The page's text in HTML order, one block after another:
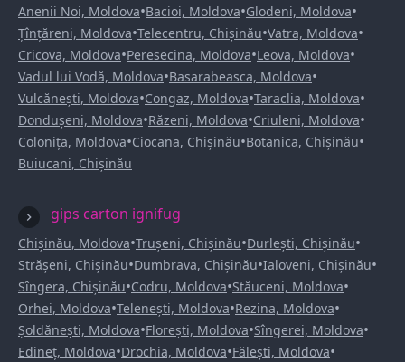
Anenii Noi, Moldova•Bacioi, Moldova•Glodeni, Moldova•
Țînțăreni, Moldova•Telecentru, Chișinău•Vatra, Moldova•
Cricova, Moldova•Peresecina, Moldova•Leova, Moldova•
Vadul lui Vodă, Moldova•Basarabeasca, Moldova•
Vulcănești, Moldova•Congaz, Moldova•Taraclia, Moldova•
Dondușeni, Moldova•Răzeni, Moldova•Criuleni, Moldova•
Colonița, Moldova•Ciocana, Chișinău•Botanica, Chișinău•
Buiucani, Chișinău
gips carton ignifug
Chișinău, Moldova•Trușeni, Chișinău•Durlești, Chișinău•
Strășeni, Chișinău•Dumbrava, Chișinău•Ialoveni, Chișinău•
Sîngera, Chișinău•Codru, Moldova•Stăuceni, Moldova•
Orhei, Moldova•Telenești, Moldova•Rezina, Moldova•
Șoldănești, Moldova•Florești, Moldova•Sîngerei, Moldova•
Edineț, Moldova•Drochia, Moldova•Fălești, Moldova•